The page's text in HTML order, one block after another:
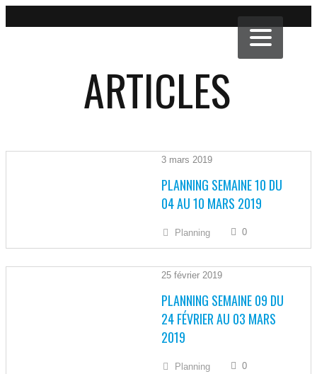
ARTICLES
3 mars 2019
PLANNING SEMAINE 10 DU
04 AU 10 MARS 2019
Planning 0
25 février 2019
PLANNING SEMAINE 09 DU
24 FÉVRIER AU 03 MARS
2019
Planning 0